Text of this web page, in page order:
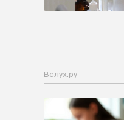
Вслух.ру